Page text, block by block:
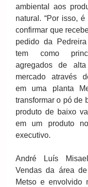
ambiental aos
natural. “Por isso,
confirmar que
pedido da
tem como
agregados de
mercado através
em uma planta
transformar o pó de
produto de baixo
em um produto
executivo.
André Luís
Vendas da área
Metso e envolvido